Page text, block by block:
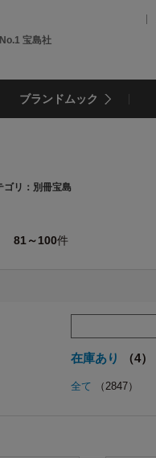
宝島社
ブランドムック
ゴリ：別冊宝島
81～100件
在庫あり （4）
全て （2847）